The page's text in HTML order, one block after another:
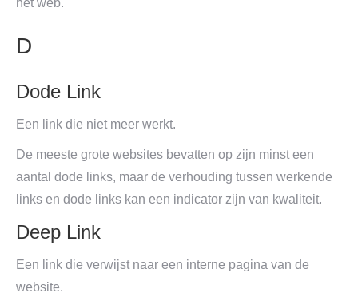
het web.
D
Dode Link
Een link die niet meer werkt.
De meeste grote websites bevatten op zijn minst een
aantal dode links, maar de verhouding tussen werkende
links en dode links kan een indicator zijn van kwaliteit.
Deep Link
Een link die verwijst naar een interne pagina van de
website.